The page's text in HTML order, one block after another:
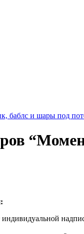
баблс и шары под